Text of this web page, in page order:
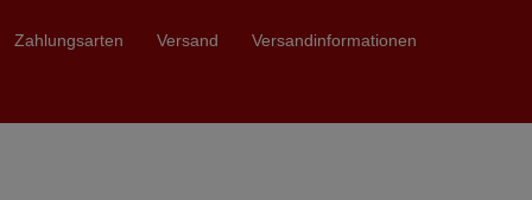
Zahlungsarten Versand
Versandinformationen